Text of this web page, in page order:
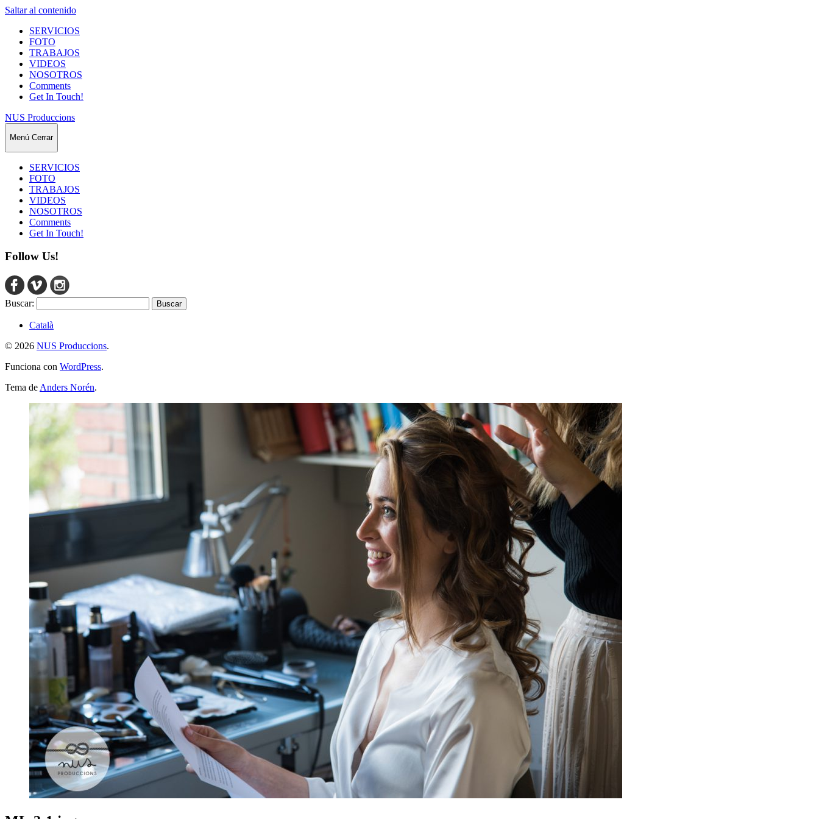
Saltar al contenido
SERVICIOS
FOTO
TRABAJOS
VIDEOS
NOSOTROS
Comments
Get In Touch!
NUS Produccions
Menú Cerrar
SERVICIOS
FOTO
TRABAJOS
VIDEOS
NOSOTROS
Comments
Get In Touch!
Follow Us!
Buscar:
Català
© 2026 NUS Produccions.
Funciona con WordPress.
Tema de Anders Norén.